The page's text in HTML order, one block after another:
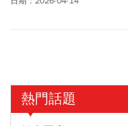
的領域。而「正職+斜槓」
熱門話題